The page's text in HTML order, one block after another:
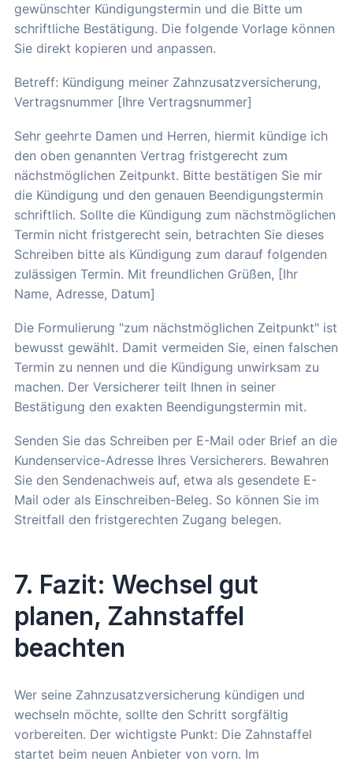
gewünschter Kündigungstermin und die Bitte um
schriftliche Bestätigung. Die folgende Vorlage können
Sie direkt kopieren und anpassen.
Betreff: Kündigung meiner Zahnzusatzversicherung,
Vertragsnummer [Ihre Vertragsnummer]
Sehr geehrte Damen und Herren, hiermit kündige ich
den oben genannten Vertrag fristgerecht zum
nächstmöglichen Zeitpunkt. Bitte bestätigen Sie mir
die Kündigung und den genauen Beendigungstermin
schriftlich. Sollte die Kündigung zum nächstmöglichen
Termin nicht fristgerecht sein, betrachten Sie dieses
Schreiben bitte als Kündigung zum darauf folgenden
zulässigen Termin. Mit freundlichen Grüßen, [Ihr
Name, Adresse, Datum]
Die Formulierung "zum nächstmöglichen Zeitpunkt" ist
bewusst gewählt. Damit vermeiden Sie, einen falschen
Termin zu nennen und die Kündigung unwirksam zu
machen. Der Versicherer teilt Ihnen in seiner
Bestätigung den exakten Beendigungstermin mit.
Senden Sie das Schreiben per E-Mail oder Brief an die
Kundenservice-Adresse Ihres Versicherers. Bewahren
Sie den Sendenachweis auf, etwa als gesendete E-
Mail oder als Einschreiben-Beleg. So können Sie im
Streitfall den fristgerechten Zugang belegen.
7. Fazit: Wechsel gut
planen, Zahnstaffel
beachten
Wer seine Zahnzusatzversicherung kündigen und
wechseln möchte, sollte den Schritt sorgfältig
vorbereiten. Der wichtigste Punkt: Die Zahnstaffel
startet beim neuen Anbieter von vorn. Im